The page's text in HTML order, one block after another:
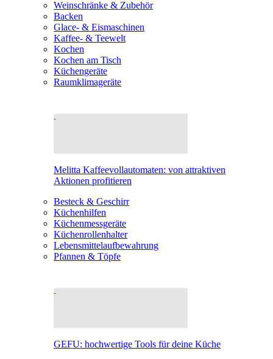
Weinschränke & Zubehör
Backen
Glace- & Eismaschinen
Kaffee- & Teewelt
Kochen
Kochen am Tisch
Küchengeräte
Raumklimageräte
Melitta Kaffeevollautomaten: von attraktiven
Aktionen profitieren
Besteck & Geschirr
Küchenhilfen
Küchenmessgeräte
Küchenrollenhalter
Lebensmittelaufbewahrung
Pfannen & Töpfe
GEFU: hochwertige Tools für deine Küche